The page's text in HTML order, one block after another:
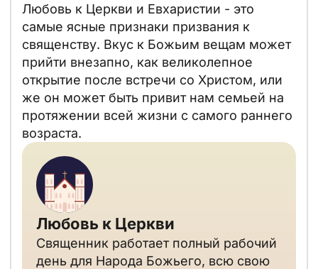
Любовь к Церкви и Евхаристии - это
самые ясные признаки призвания к
священству. Вкус к Божьим вещам может
прийти внезапно, как великолепное
открытие после встречи со Христом, или
же он может быть привит нам семьей на
протяжении всей жизни с самого раннего
возраста.
Любовь к Церкви
Священник работает полный рабочий
день для Народа Божьего, всю свою